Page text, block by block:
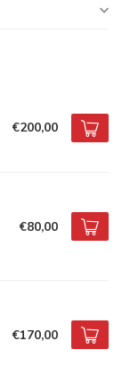
€200,00
€80,00
€170,00